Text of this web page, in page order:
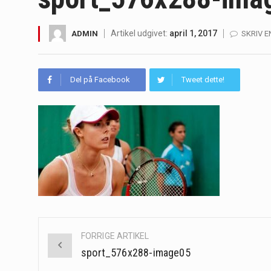
Irritabel tyktarm (Irritable Bowel
Padel er en sport, der er blevet
Massagestole er ikke længere
Saunaer har været en del af
Når det kommer til sundhed og
Sunde måltidskasser er en
ADMIN Artikel udgivet: april 1, 2017 SKRIV
Del på Facebook Tweet dette!
Post
navigation
FORRIGE ARTIKEL
sport_576x288-image05